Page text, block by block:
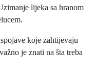
lijeka sa hranom
koje zahtijevaju
je znati na šta treba